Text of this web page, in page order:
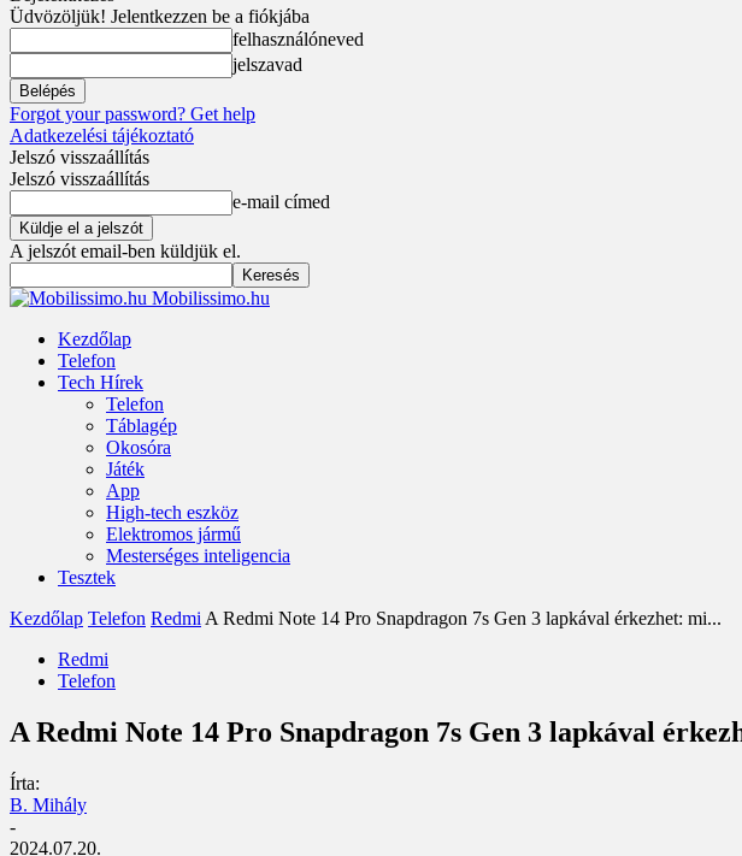
Üdvözöljük! Jelentkezzen be a fiókjába
felhasználóneved
jelszavad
Forgot your password? Get help
Adatkezelési tájékoztató
Jelszó visszaállítás
Jelszó visszaállítás
e-mail címed
A jelszót email-ben küldjük el.
Mobilissimo.hu
Kezdőlap
Telefon
Tech Hírek
Telefon
Táblagép
Okosóra
Játék
App
High-tech eszköz
Elektromos jármű
Mesterséges inteligencia
Tesztek
Kezdőlap Telefon Redmi A Redmi Note 14 Pro Snapdragon 7s Gen 3 lapkával érkezhet: mi...
Redmi
Telefon
A Redmi Note 14 Pro Snapdragon 7s Gen 3 lapkával
Írta:
B. Mihály
-
2024.07.20.